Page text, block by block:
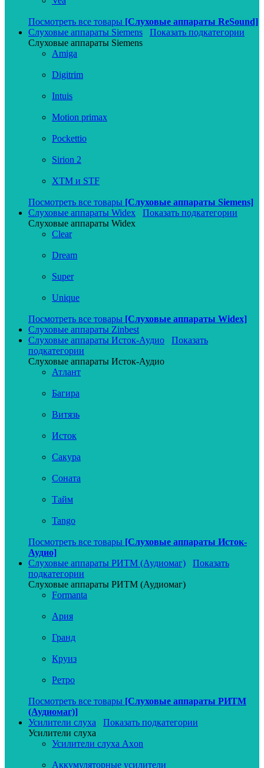
Посмотреть все товары [Слуховые аппараты ReSound]
Слуховые аппараты Siemens
Показать подкатегории
Слуховые аппараты Siemens
Amiga
Digitrim
Intuis
Motion primax
Pockettio
Sirion 2
XTM и STF
Посмотреть все товары [Слуховые аппараты Siemens]
Слуховые аппараты Widex
Показать подкатегории
Слуховые аппараты Widex
Clear
Dream
Super
Unique
Посмотреть все товары [Слуховые аппараты Widex]
Слуховые аппараты Zinbest
Слуховые аппараты Исток-Аудио
Показать
подкатегории
Слуховые аппараты Исток-Аудио
Атлант
Багира
Витязь
Исток
Сакура
Соната
Тайм
Tango
Посмотреть все товары [Слуховые аппараты Исток-
Аудио]
Слуховые аппараты РИТМ (Аудиомаг)
Показать
подкатегории
Слуховые аппараты РИТМ (Аудиомаг)
Formanta
Ария
Гранд
Круиз
Ретро
Посмотреть все товары [Слуховые аппараты РИТМ
(Аудиомаг)]
Усилители слуха
Показать подкатегории
Усилители слуха
Усилители слуха Axon
Аккумуляторные усилители